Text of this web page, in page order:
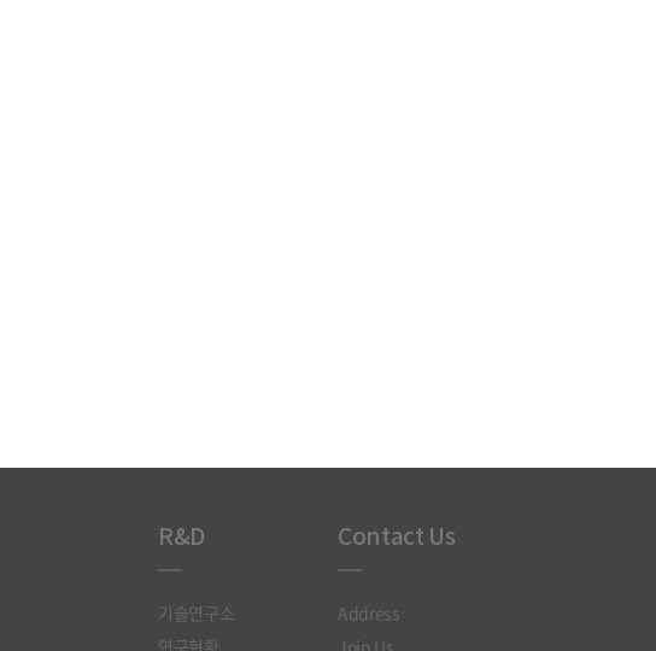
R&D
기술연구소
연구현황
Contact Us
Address
Join Us